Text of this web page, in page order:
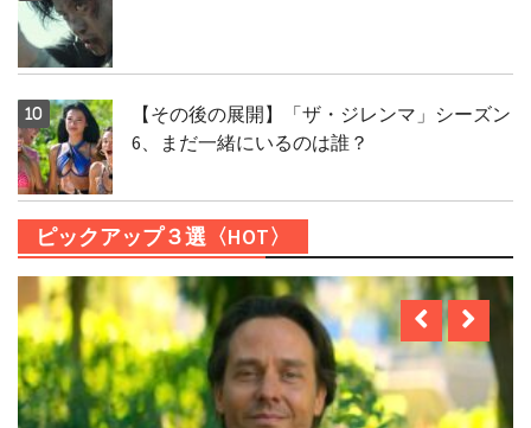
【その後の展開】「ザ・ジレンマ」シーズン
6、まだ一緒にいるのは誰？
ピックアップ３選〈HOT〉